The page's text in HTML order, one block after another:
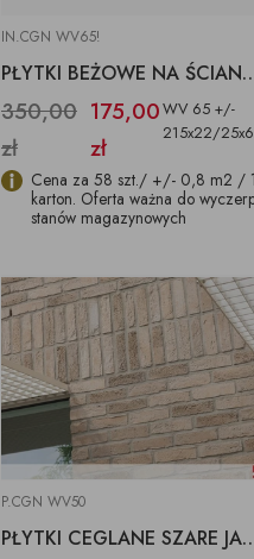
IN.CGN WV65!
PŁYTKI BEŻOWE
350,00
zł
175,00
zł
WV 65 +/-
215x22/
Cena za 58 szt./ +/- 0,8 m2 / 1
karton. Oferta ważna do
stanów magazynowych
P.CGN WV50
PŁYTKI CEGLANE